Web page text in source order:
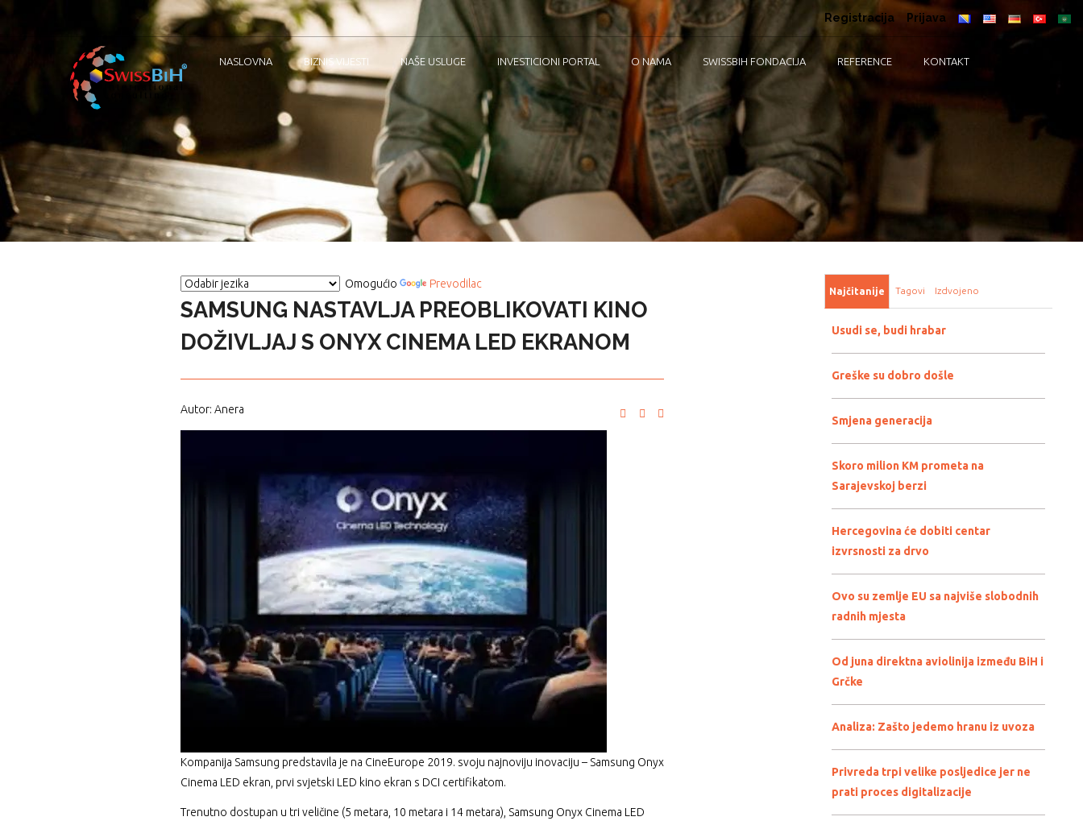
Registracija Prijava
NASLOVNA BIZNIS VIJESTI NAŠE USLUGE INVESTICIONI PORTAL O NAMA SWISSBIH FONDACIJA REFERENCE KONTAKT
Omogućio Prevodilac
SAMSUNG NASTAVLJA PREOBLIKOVATI KINO
DOŽIVLJAJ S ONYX CINEMA LED EKRANOM
Autor: Anera
Kompanija Samsung predstavila je na CineEurope 2019. svoju najnoviju inovaciju – Samsung Onyx
Cinema LED ekran, prvi svjetski LED kino ekran s DCI certifikatom.
Trenutno dostupan u tri veličine (5 metara, 10 metara i 14 metara), Samsung Onyx Cinema LED
Najčitanije Tagovi Izdvojeno
Usudi se, budi hrabar
Greške su dobro došle
Smjena generacija
Skoro milion KM prometa na
Sarajevskoj berzi
Hercegovina će dobiti centar
izvrsnosti za drvo
Ovo su zemlje EU sa najviše slobodnih
radnih mjesta
Od juna direktna aviolinija između BiH i
Grčke
Analiza: Zašto jedemo hranu iz uvoza
Privreda trpi velike posljedice jer ne
prati proces digitalizacije